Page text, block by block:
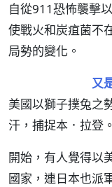
自從911恐怖襲擊
使戰火和炭疽菌不
局勢的變化。
又
美國以獅子撲兔之
汗，捕捉本．拉登。
開始，有人覺得以
國家，連日本也派